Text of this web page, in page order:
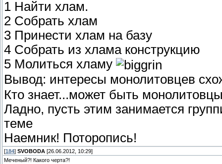
1 Найти хлам.
2 Собрать хлам
3 Принести хлам на базу
4 Собрать из хлама конструкцию
5 Молиться хламу
Вывод: интересы монолитовцев
Кто знает...может быть
Ладно, пусть этим занимается
теме
Наемник! Поторопись!
[184] SVOBODA [26.06.2012, 10:29]
Меченый?! Какого черта?!